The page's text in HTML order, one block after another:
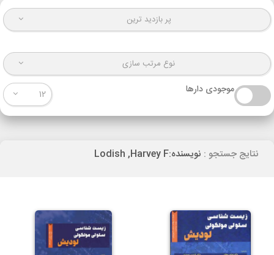
پر بازدید ترین
نوع مرتب سازی
موجودی دارها 12
نتایج جستجو : نویسنده:Lodish ,Harvey F